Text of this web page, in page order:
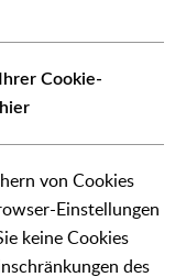
Cookie-
von Cookies
Einstellungen
keine Cookies
des